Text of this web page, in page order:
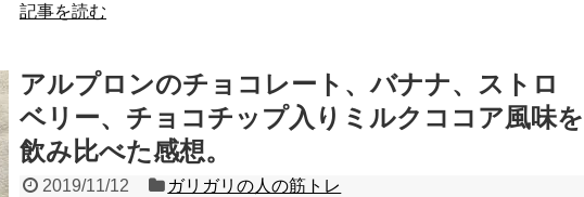
記事を読む
アルプロンのチョコレート、バナナ、ストロ
ベリー、チョコチップ入りミルクココア風味を
飲み比べた感想。
2019/11/12
ガリガリの人の筋トレ